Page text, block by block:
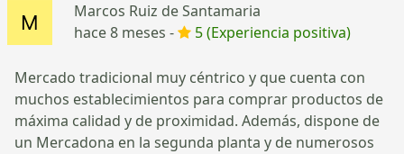
Marcos Ruiz de Santamaria
hace 8 meses -
5 (Experiencia positiva)
Mercado tradicional muy céntrico y que cuenta con
muchos establecimientos para comprar productos de
máxima calidad y de proximidad. Además, dispone de
un Mercadona en la segunda planta y de numerosos